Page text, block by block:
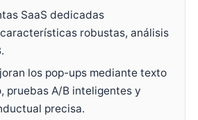
SaaS dedicadas
robustas, análisis
los pop-ups mediante texto
pruebas A/B inteligentes y
precisa.